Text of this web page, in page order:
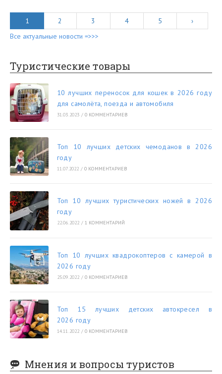
1 2 3 4 5
›
Все актуальные новости =>>>
Туристические товары
10 лучших переносок для кошек в 2026 году
для самолёта, поезда и автомобиля
31.03.2023 / 0 КОММЕНТАРИЕВ
Топ 10 лучших детских чемоданов в 2026
году
11.07.2022 / 0 КОММЕНТАРИЕВ
Топ 10 лучших туристических ножей в 2026
году
22.06.2022 / 1 КОММЕНТАРИЙ
Топ 10 лучших квадрокоптеров с камерой в
2026 году
25.09.2022 / 0 КОММЕНТАРИЕВ
Топ 15 лучших детских автокресел в
2026 году
14.11.2022 / 0 КОММЕНТАРИЕВ
Мнения и вопросы туристов